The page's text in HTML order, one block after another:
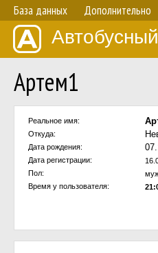
База данных Дополнительно
Артем1
Реальное имя:
Откуда:
Дата рождения:
Дата регистрации:
Пол:
Время у пользователя: